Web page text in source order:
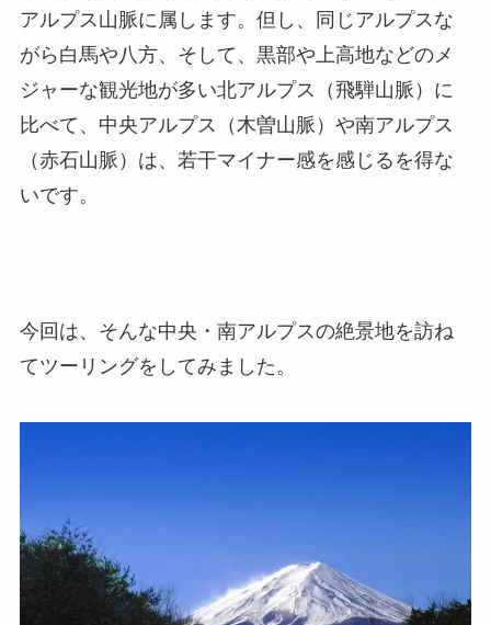
アルプス山脈に属します。但し、同じアルプスな
がら白馬や八方、そして、黒部や上高地などのメ
ジャーな観光地が多い北アルプス（飛騨山脈）に
比べて、中央アルプス（木曽山脈）や南アルプス
（赤石山脈）は、若干マイナー感を感じるを得な
いです。
今回は、そんな中央・南アルプスの絶景地を訪ね
てツーリングをしてみました。